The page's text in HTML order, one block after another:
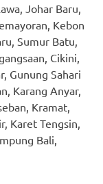
Johar Baru,
Kebon
Sumur Batu,
Cikini,
Gunung Sahari
Karang Anyar,
Kramat,
Karet Tengsin,
Bali,